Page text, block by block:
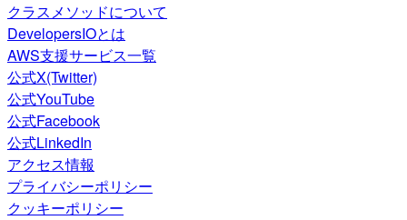
クラスメソッドについて
DevelopersIOとは
AWS支援サービス一覧
公式X(Twitter)
公式YouTube
公式Facebook
公式LinkedIn
アクセス情報
プライバシーポリシー
クッキーポリシー